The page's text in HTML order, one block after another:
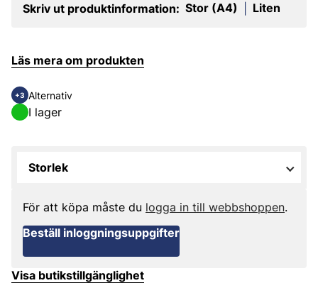
Skriv ut produktinformation: Stor (A4) Liten
Läs mera om produkten
+3 Alternativ
I lager
Storlek
För att köpa måste du logga in till webbshoppen.
Beställ inloggningsuppgifter
Visa butikstillgänglighet